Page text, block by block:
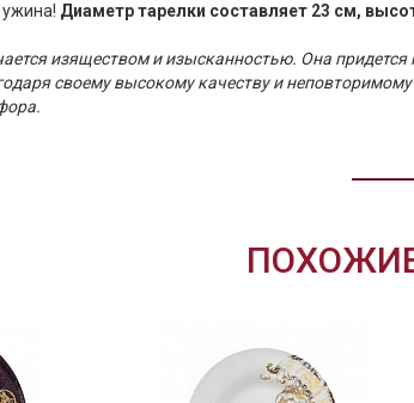
Диаметр тарелки составляет 23 см,
изяществом и изысканностью. Она
своему высокому качеству и